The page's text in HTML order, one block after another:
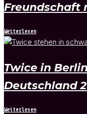
Freundschaft
Weiterlesen
Twice in
Deutschland
Weiterlesen